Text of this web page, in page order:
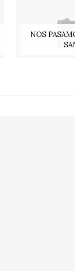
NOS